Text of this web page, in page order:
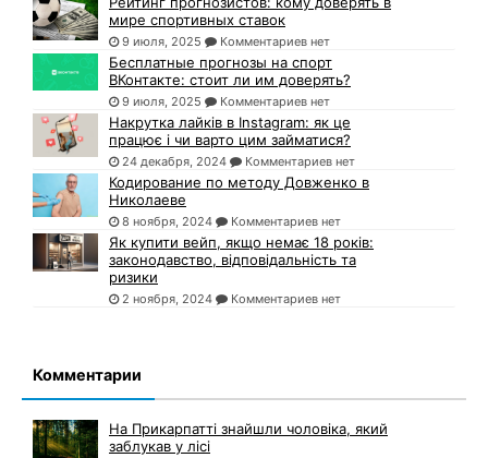
мире спортивных ставок
9 июля, 2025 Комментариев нет
Бесплатные прогнозы на спорт
ВКонтакте: стоит ли им доверять?
9 июля, 2025 Комментариев нет
Накрутка лайків в Instagram: як це
працює і чи варто цим займатися?
24 декабря, 2024 Комментариев нет
Кодирование по методу Довженко в
Николаеве
8 ноября, 2024 Комментариев нет
Як купити вейп, якщо немає 18 років:
законодавство, відповідальність та
ризики
2 ноября, 2024 Комментариев нет
Комментарии
На Прикарпатті знайшли чоловіка, який
заблукав у лісі